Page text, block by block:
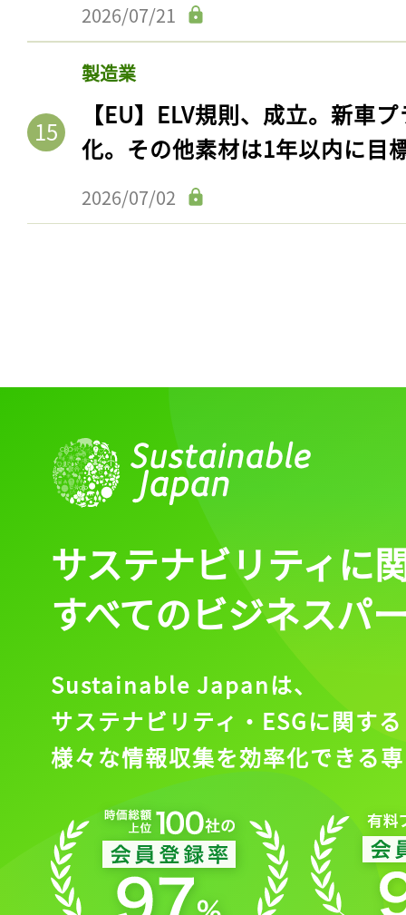
2026/07/21
製造業
【EU】ELV規則、成立。新車
化。その他素材は1年以内に目
2026/07/02
サステナビリティに
すべてのビジネスパ
Sustainable Japanは、
サステナビリティ・ESGに関する
様々な情報収集を効率化できる